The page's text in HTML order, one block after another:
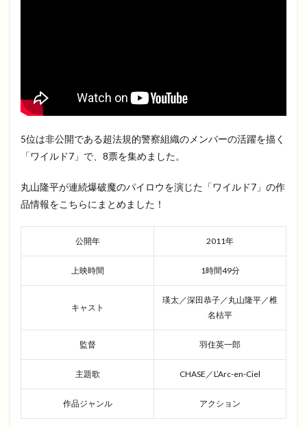
5位は非公開である超法規的警察組織のメンバーの活躍を描く
「ワイルド7」で、8票を集めました。
丸山隆平が連続爆破魔のパイロウを演じた「ワイルド7」の作
品情報をこちらにまとめました！
公開年 2011年
上映時間 1時間49分
キャスト
瑛太／深田恭子／丸山隆平／椎
名桔平
監督 羽住英一郎
主題歌 CHASE／L’Arc-en-Ciel
作品ジャンル アクション